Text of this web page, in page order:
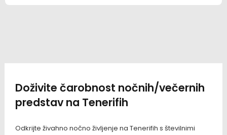
Doživite čarobnost nočnih/večernih
predstav na Tenerifih
Odkrijte živahno nočno življenje na Tenerifih s številnimi